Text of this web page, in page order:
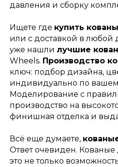
давления и сборку
Ищете где купить
или с доставкой в любой
уже нашли лучшие
Wheels. Производство
ключ: подбор дизайна,
индивидуально по
Моделирование с
производство на
финишная отделка и
Всё еще думаете,
Ответ очевиден. Кованые
это не только